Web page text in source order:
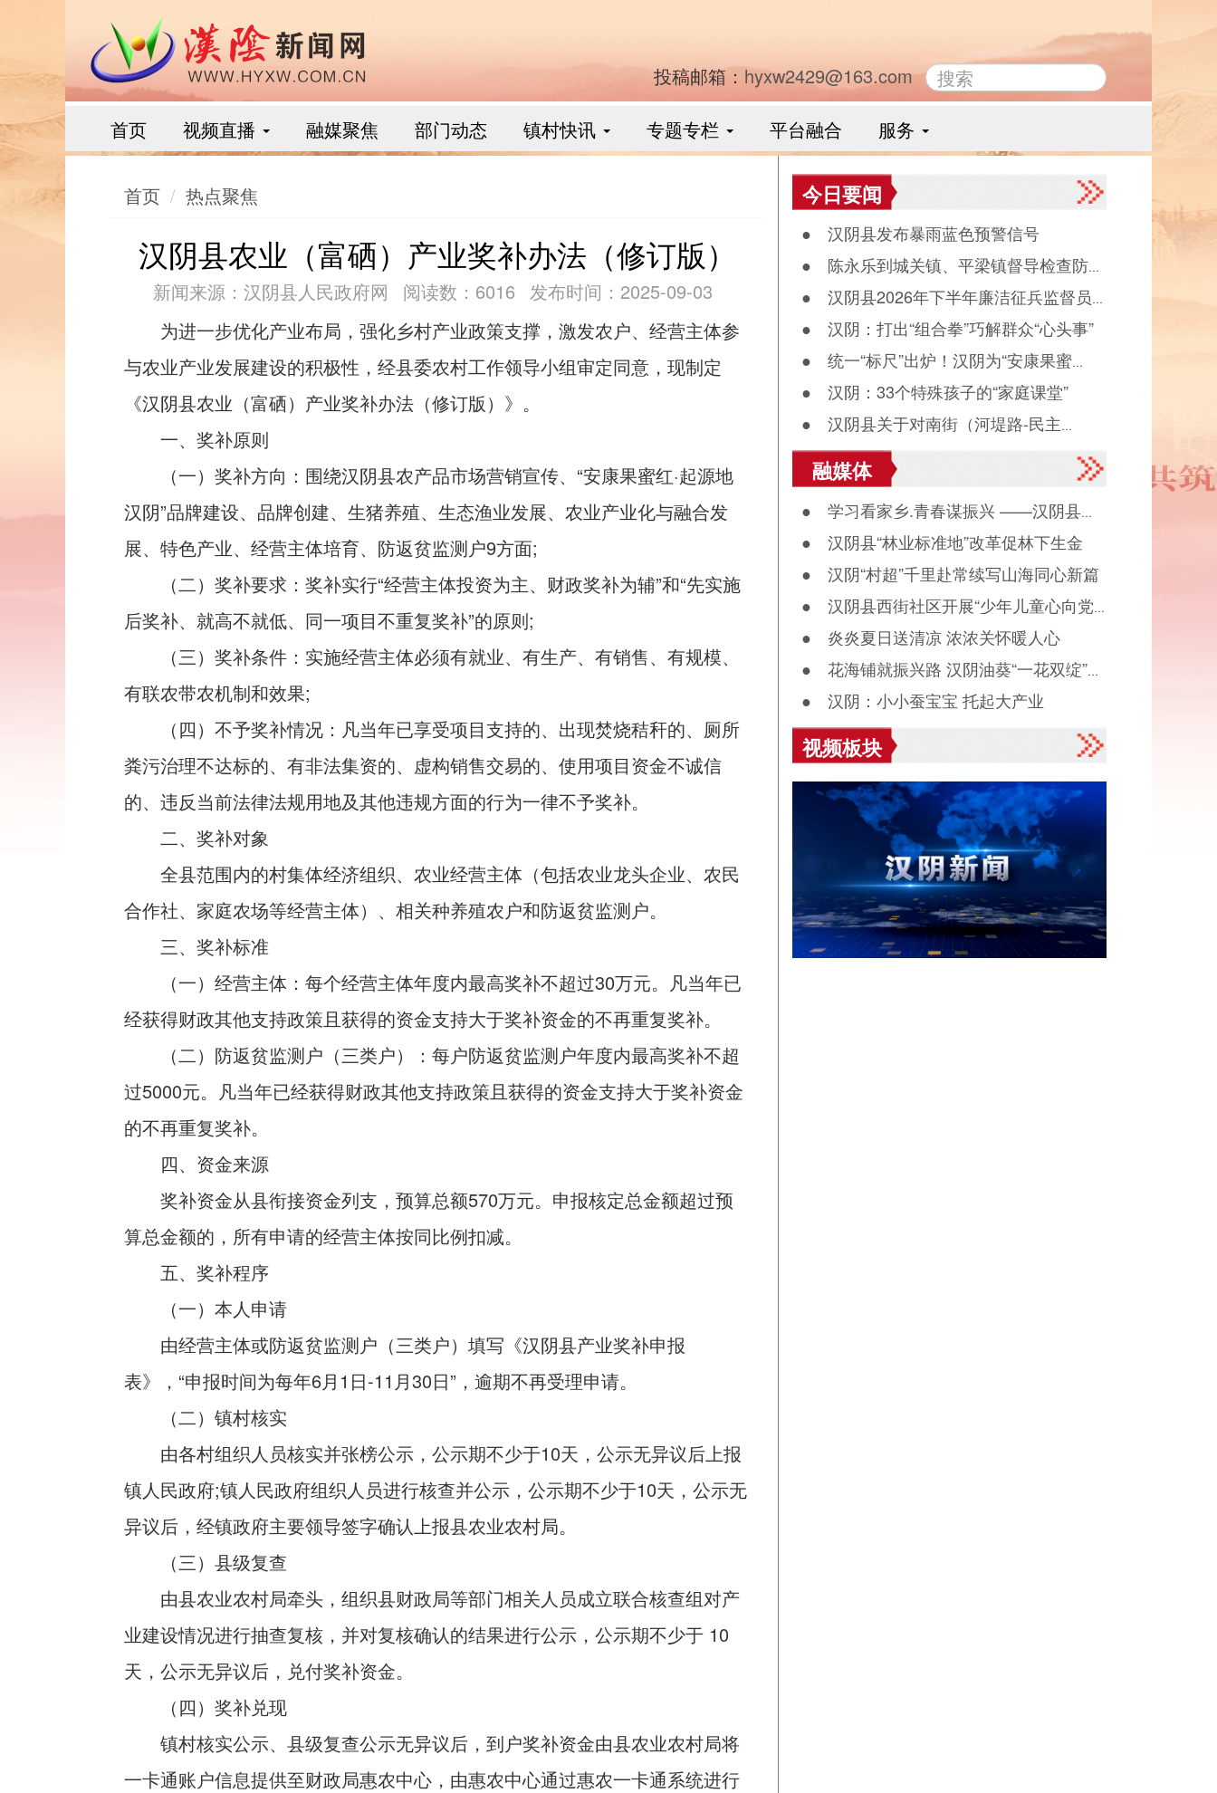
投稿邮箱： hyxw2429@163.com
首页 视频直播 融媒聚焦 部门动态 镇村快讯 专题专栏 平台融合 服务
首页 热点聚焦
汉阴县农业（富硒）产业奖补办法（修订版）
新闻来源：汉阴县人民政府网 阅读数：6016 发布时间：2025-09-03
为进一步优化产业布局，强化乡村产业政策支撑，激发农户、经营主体参
与农业产业发展建设的积极性，经县委农村工作领导小组审定同意，现制定
《汉阴县农业（富硒）产业奖补办法（修订版）》。
一、奖补原则
（一）奖补方向：围绕汉阴县农产品市场营销宣传、“安康果蜜红·起源地
汉阴”品牌建设、品牌创建、生猪养殖、生态渔业发展、农业产业化与融合发
展、特色产业、经营主体培育、防返贫监测户9方面;
（二）奖补要求：奖补实行“经营主体投资为主、财政奖补为辅”和“先实施
后奖补、就高不就低、同一项目不重复奖补”的原则;
（三）奖补条件：实施经营主体必须有就业、有生产、有销售、有规模、
有联农带农机制和效果;
（四）不予奖补情况：凡当年已享受项目支持的、出现焚烧秸秆的、厕所
粪污治理不达标的、有非法集资的、虚构销售交易的、使用项目资金不诚信
的、违反当前法律法规用地及其他违规方面的行为一律不予奖补。
二、奖补对象
全县范围内的村集体经济组织、农业经营主体（包括农业龙头企业、农民
合作社、家庭农场等经营主体）、相关种养殖农户和防返贫监测户。
三、奖补标准
（一）经营主体：每个经营主体年度内最高奖补不超过30万元。凡当年已
经获得财政其他支持政策且获得的资金支持大于奖补资金的不再重复奖补。
（二）防返贫监测户（三类户）：每户防返贫监测户年度内最高奖补不超
过5000元。凡当年已经获得财政其他支持政策且获得的资金支持大于奖补资金
的不再重复奖补。
四、资金来源
奖补资金从县衔接资金列支，预算总额570万元。申报核定总金额超过预
算总金额的，所有申请的经营主体按同比例扣减。
五、奖补程序
（一）本人申请
由经营主体或防返贫监测户（三类户）填写《汉阴县产业奖补申报
表》，“申报时间为每年6月1日-11月30日”，逾期不再受理申请。
（二）镇村核实
由各村组织人员核实并张榜公示，公示期不少于10天，公示无异议后上报
镇人民政府;镇人民政府组织人员进行核查并公示，公示期不少于10天，公示无
异议后，经镇政府主要领导签字确认上报县农业农村局。
（三）县级复查
由县农业农村局牵头，组织县财政局等部门相关人员成立联合核查组对产
业建设情况进行抽查复核，并对复核确认的结果进行公示，公示期不少于 10
天，公示无异议后，兑付奖补资金。
（四）奖补兑现
镇村核实公示、县级复查公示无异议后，到户奖补资金由县农业农村局将
一卡通账户信息提供至财政局惠农中心，由惠农中心通过惠农一卡通系统进行
今日要闻
● 汉阴县发布暴雨蓝色预警信号
● 陈永乐到城关镇、平梁镇督导检查防汛
工作
● 汉阴县2026年下半年廉洁征兵监督员
公示
● 汉阴：打出“组合拳”巧解群众“心头事”
● 统一“标尺”出炉！汉阴为“安康果蜜
红”品质护航 产业发展迈入规范化轨道
● 汉阴：33个特殊孩子的“家庭课堂”
● 汉阴县关于对南街（河堤路-民主
街）、民主街中段（南街口-解放街口）实
施交通管制的通告
融媒体
● 学习看家乡.青春谋振兴 ——汉阴县城
关镇组织返乡大学生看家乡、献良策、助发
展活动
● 汉阴县“林业标准地”改革促林下生金
● 汉阴“村超”千里赴常续写山海同心新篇
● 汉阴县西街社区开展“少年儿童心向党
诵读启智伴成长”主题活动
● 炎炎夏日送清凉 浓浓关怀暖人心
● 花海铺就振兴路 汉阴油葵“一花双绽”美
乡村富民业
● 汉阴：小小蚕宝宝 托起大产业
视频板块